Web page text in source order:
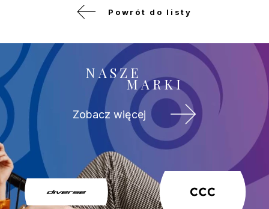
Powrót do listy
NASZE
MARKI
Zobacz więcej